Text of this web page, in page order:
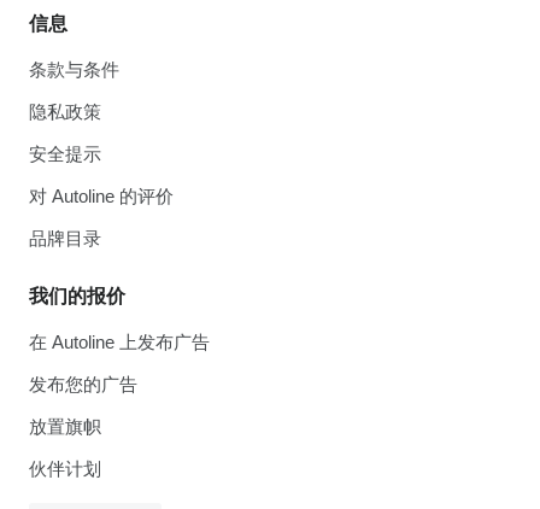
信息
条款与条件
隐私政策
安全提示
对 Autoline 的评价
品牌目录
我们的报价
在 Autoline 上发布广告
发布您的广告
放置旗帜
伙伴计划